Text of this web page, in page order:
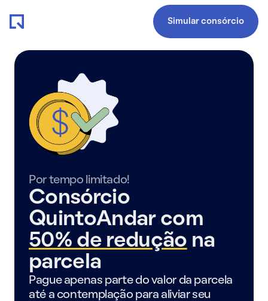
Simular consórcio
Por tempo limitado!
Consórcio
QuintoAndar com
50% de redução na
parcela
Pague apenas parte do valor da parcela
até a contemplação para aliviar seu